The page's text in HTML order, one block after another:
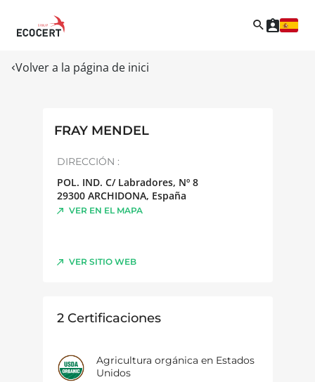
Volver a la página de inici
FRAY MENDEL
DIRECCIÓN :
POL. IND. C/ Labradores, Nº 8
29300 ARCHIDONA, España
VER EN EL MAPA
VER SITIO WEB
2Certificaciones
Agricultura orgánica en Estados
Unidos